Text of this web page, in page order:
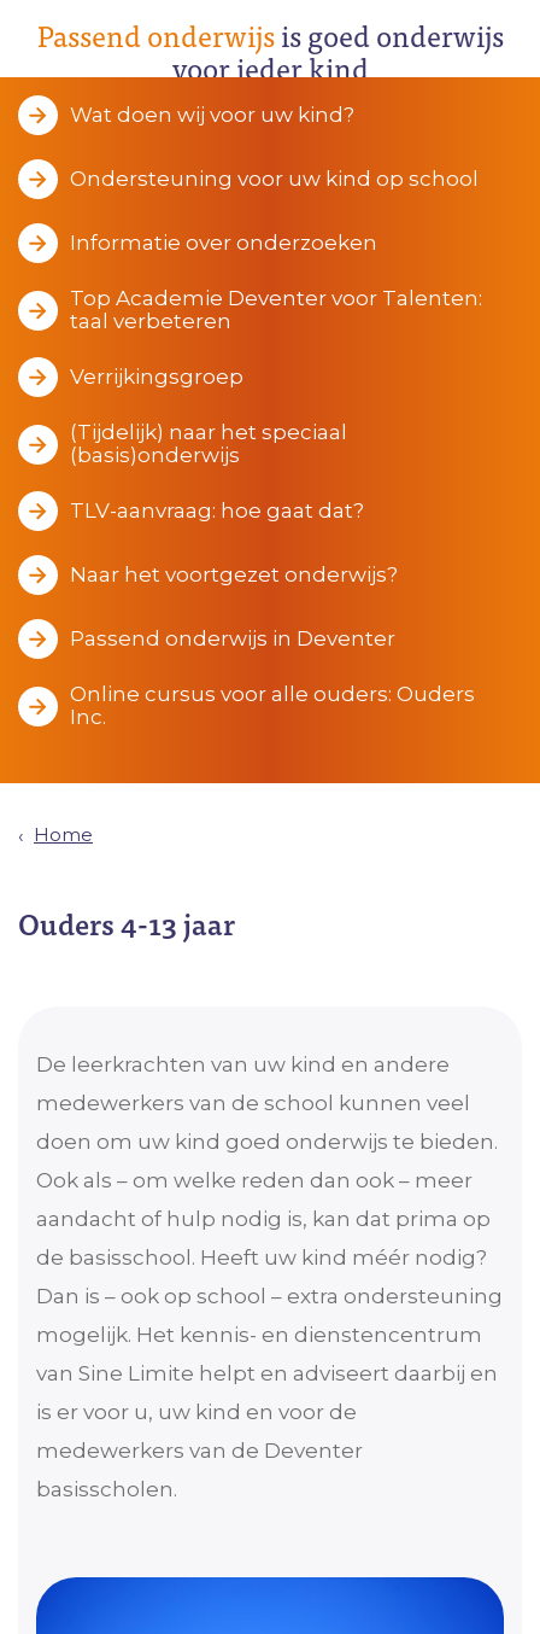
Passend onderwijsis goed onderwijs
voor ieder kind
Wat doen wij voor uw kind?
Ondersteuning voor uw kind op school
Informatie over onderzoeken
Top Academie Deventer voor Talenten:
taal verbeteren
Verrijkingsgroep
(Tijdelijk) naar het speciaal
(basis)onderwijs
TLV-aanvraag: hoe gaat dat?
Naar het voortgezet onderwijs?
Passend onderwijs in Deventer
Online cursus voor alle ouders: Ouders
Inc.
Home
Ouders 4-13 jaar
De leerkrachten van uw kind en andere
medewerkers van de school kunnen veel
doen om uw kind goed onderwijs te bieden.
Ook als – om welke reden dan ook – meer
aandacht of hulp nodig is, kan dat prima op
de basisschool. Heeft uw kind méér nodig?
Dan is – ook op school – extra ondersteuning
mogelijk. Het kennis- en dienstencentrum
van Sine Limite helpt en adviseert daarbij en
is er voor u, uw kind en voor de
medewerkers van de Deventer
basisscholen.